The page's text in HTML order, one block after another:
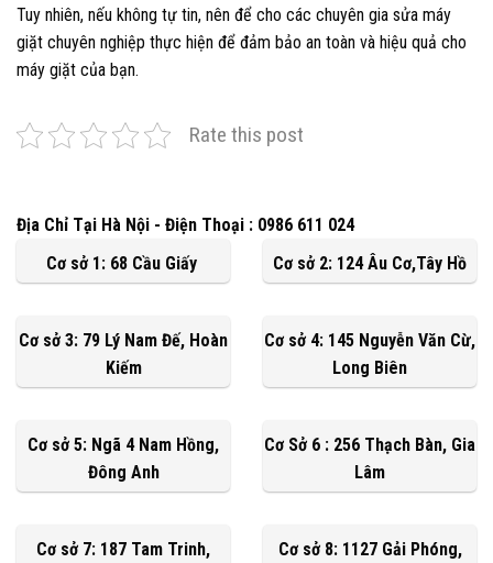
Tuy nhiên, nếu không tự tin, nên để cho các chuyên gia sửa máy
giặt chuyên nghiệp thực hiện để đảm bảo an toàn và hiệu quả cho
máy giặt của bạn.
Rate this post
Địa Chỉ Tại Hà Nội - Điện Thoại : 0986 611 024
Cơ sở 1: 68 Cầu Giấy
Cơ sở 2: 124 Âu Cơ,Tây Hồ
Cơ sở 3: 79 Lý Nam Đế, Hoàn
Kiếm
Cơ sở 4: 145 Nguyễn Văn Cừ,
Long Biên
Cơ sở 5: Ngã 4 Nam Hồng,
Đông Anh
Cơ Sở 6 : 256 Thạch Bàn, Gia
Lâm
Cơ sở 7: 187 Tam Trinh,
Cơ sở 8: 1127 Gải Phóng,